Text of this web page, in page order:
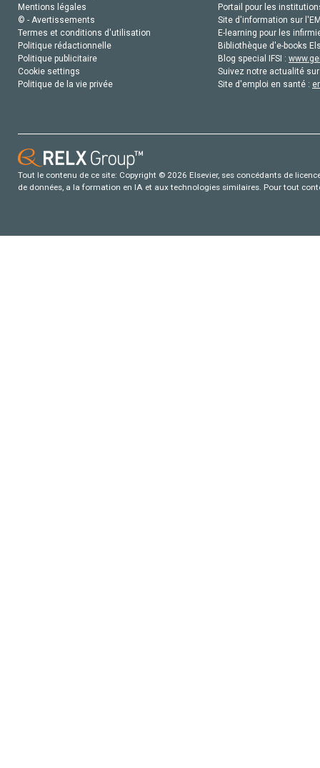
Mentions légales
© - Avertissements
Termes et conditions d'utilisation
Politique rédactionnelle
Politique publicitaire
Cookie settings
Politique de la vie privée
Portail pour les
Site d'information sur
E-learning pour les
Bibliothèque d'e-books
Blog special IFSI :
Suivez notre actualité
Site d'emploi en santé :
Tout le contenu de ce site: Copyright © 2026 Elsevier, ses concédants de
de données, a la formation en IA et aux technologies similaires. Pour tout